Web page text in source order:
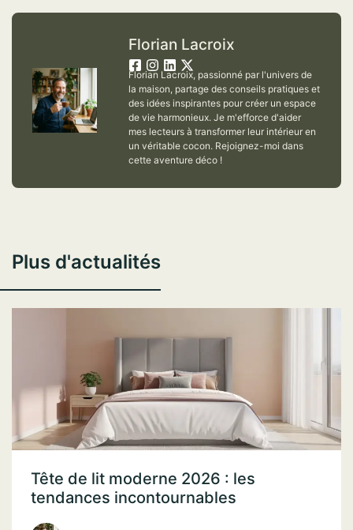
Florian Lacroix
Florian Lacroix, passionné par l'univers de
la maison, partage des conseils pratiques et
des idées inspirantes pour créer un espace
de vie harmonieux. Je m'efforce d'aider
mes lecteurs à transformer leur intérieur en
un véritable cocon. Rejoignez-moi dans
cette aventure déco !
Plus d'actualités
Tête de lit moderne 2026 : les
tendances incontournables